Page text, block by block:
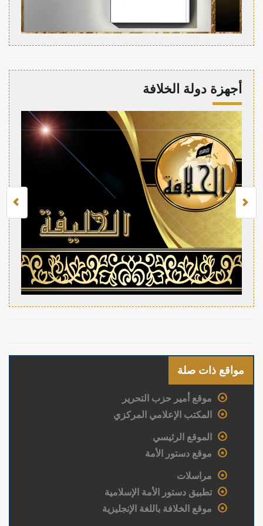
أجهزة دولة الخلافة
مواقع ذات صلة
موقع أمير حزب التحرير
المكتب الإعلامي المركزي
الموقع الرئيسي
موقع دستور الأمة
مراسلات
تطبيق دستور الأمة الإسلامية
موقع الخلافة باللغة الإنجليزية